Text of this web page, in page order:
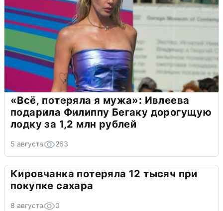
«Всё, потеряла я мужа»: Ивлеева
подарила Филиппу Бегаку дорогущую
лодку за 1,2 млн рублей
5 августа 263
Кировчанка потеряла 12 тысяч при
покупке сахара
8 августа 0